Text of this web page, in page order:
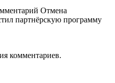
Отмена
партнёрскую программу
комментариев.